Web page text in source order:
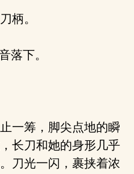
柄。
落下。
一筹，脚尖点地的瞬
长刀和她的身形几乎
刀光一闪，裹挟着浓